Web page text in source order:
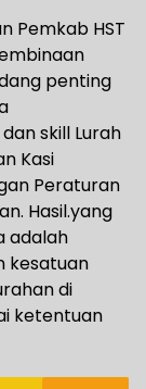
Pemkab HST
penting
skill Lurah
Kasi
Peraturan
Hasil.yang
adalah
kesatuan
di
ketentuan